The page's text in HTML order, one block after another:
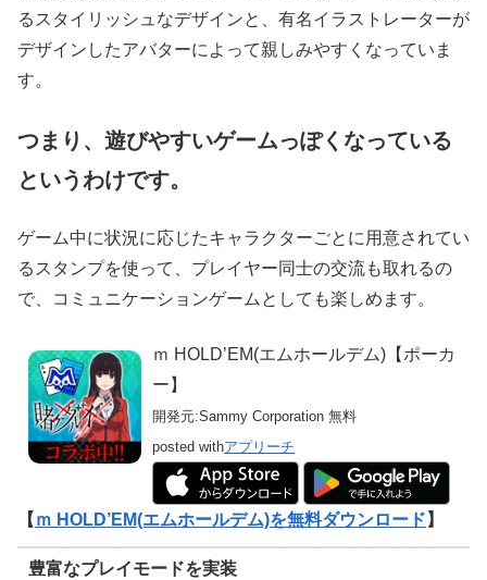
るスタイリッシュなデザインと、有名イラストレーターが
デザインしたアバターによって親しみやすくなっていま
す。
つまり、遊びやすいゲームっぽくなっている
というわけです。
ゲーム中に状況に応じたキャラクターごとに用意されてい
るスタンプを使って、プレイヤー同士の交流も取れるの
で、コミュニケーションゲームとしても楽しめます。
ｍ HOLD’EM(エムホールデム)【ポーカ
ー】
開発元:Sammy Corporation 無料
posted withアプリーチ
【 ｍ HOLD’EM(エムホールデム)を無料ダウンロード 】
豊富なプレイモードを実装